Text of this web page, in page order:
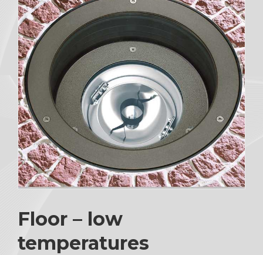
Floor – low
temperatures